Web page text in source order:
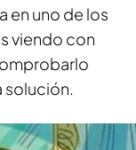
en uno de los
viendo con
solución.